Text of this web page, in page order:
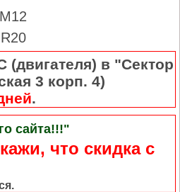
(двигателя) в "Сектор
3 корп. 4)
.
сайта!!!"
что скидка с